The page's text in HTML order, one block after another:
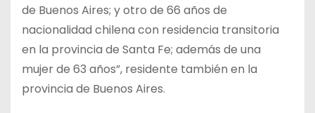
de Buenos Aires; y otro de 66 años de
nacionalidad chilena con residencia transitoria
en la provincia de Santa Fe; además de una
mujer de 63 años”, residente también en la
provincia de Buenos Aires.